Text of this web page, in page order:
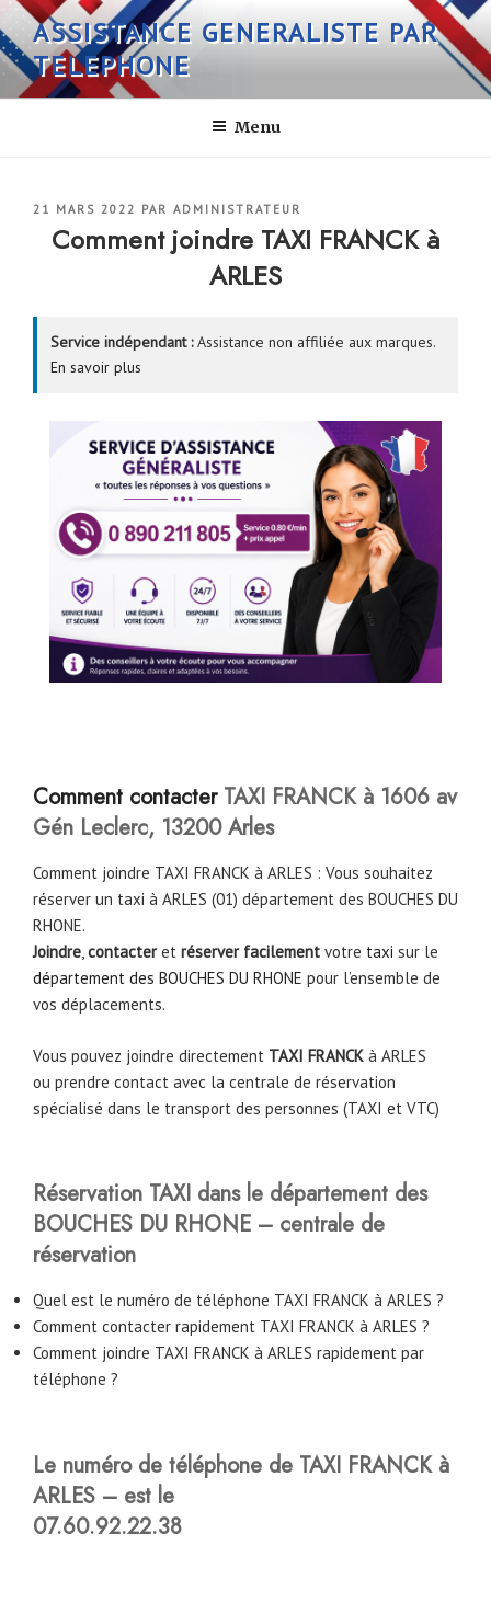
Aller
au
contenu
principal
ASSISTANCE GENERALISTE PAR
TELEPHONE
Menu
PUBLIÉ
21 MARS 2022 PAR ADMINISTRATEUR
Comment joindre TAXI FRANCK à
ARLES
Service indépendant :Assistance non affiliée aux marques.
En savoir plus
Comment contacterTAXI FRANCK à 1606 av
Gén Leclerc, 13200 Arles
Comment joindre TAXI FRANCK à ARLES : Vous souhaitez
réserver un taxi à ARLES (01) département des BOUCHES DU
RHONE.
Joindre,contacteret réserver facilement votre taxi sur le
département des BOUCHES DU RHONE pour l’ensemble de
vos déplacements.
Vous pouvez joindre directement TAXI FRANCK à ARLES
ou prendre contact avec la centrale de réservation
spécialisé dans le transport des personnes (TAXI et VTC)
Réservation TAXI dans le département des
BOUCHES DU RHONE – centrale de
réservation
Quel est le numéro de téléphone TAXI FRANCK à ARLES ?
Comment contacter rapidement TAXI FRANCK à ARLES ?
Comment joindre TAXI FRANCK à ARLES rapidement par
téléphone ?
Le numéro de téléphone de TAXI FRANCK à
ARLES – est le
07.60.92.22.38